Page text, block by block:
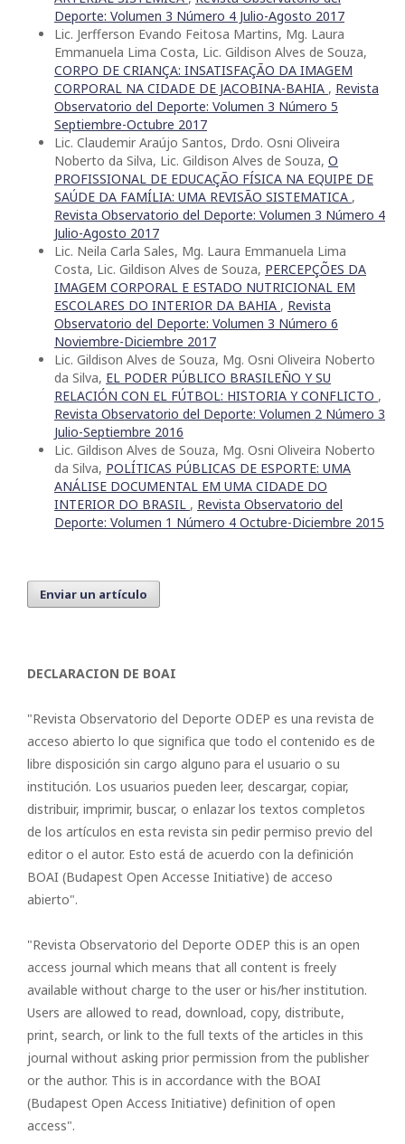
Deporte: Volumen 3 Número 4 Julio-Agosto 2017
Lic. Jerfferson Evando Feitosa Martins, Mg. Laura
Emmanuela Lima Costa, Lic. Gildison Alves de Souza,
CORPO DE CRIANÇA: INSATISFAÇÃO DA IMAGEM
CORPORAL NA CIDADE DE JACOBINA-BAHIA , Revista
Observatorio del Deporte: Volumen 3 Número 5
Septiembre-Octubre 2017
Lic. Claudemir Araújo Santos, Drdo. Osni Oliveira
Noberto da Silva, Lic. Gildison Alves de Souza, O
PROFISSIONAL DE EDUCAÇÃO FÍSICA NA EQUIPE DE
SAÚDE DA FAMÍLIA: UMA REVISÃO SISTEMATICA ,
Revista Observatorio del Deporte: Volumen 3 Número 4
Julio-Agosto 2017
Lic. Neila Carla Sales, Mg. Laura Emmanuela Lima
Costa, Lic. Gildison Alves de Souza, PERCEPÇÕES DA
IMAGEM CORPORAL E ESTADO NUTRICIONAL EM
ESCOLARES DO INTERIOR DA BAHIA , Revista
Observatorio del Deporte: Volumen 3 Número 6
Noviembre-Diciembre 2017
Lic. Gildison Alves de Souza, Mg. Osni Oliveira Noberto
da Silva, EL PODER PÚBLICO BRASILEÑO Y SU
RELACIÓN CON EL FÚTBOL: HISTORIA Y CONFLICTO ,
Revista Observatorio del Deporte: Volumen 2 Número 3
Julio-Septiembre 2016
Lic. Gildison Alves de Souza, Mg. Osni Oliveira Noberto
da Silva, POLÍTICAS PÚBLICAS DE ESPORTE: UMA
ANÁLISE DOCUMENTAL EM UMA CIDADE DO
INTERIOR DO BRASIL , Revista Observatorio del
Deporte: Volumen 1 Número 4 Octubre-Diciembre 2015
Enviar un artículo
DECLARACION DE BOAI
"Revista Observatorio del Deporte ODEP es una revista de
acceso abierto lo que significa que todo el contenido es de
libre disposición sin cargo alguno para el usuario o su
institución. Los usuarios pueden leer, descargar, copiar,
distribuir, imprimir, buscar, o enlazar los textos completos
de los artículos en esta revista sin pedir permiso previo del
editor o el autor. Esto está de acuerdo con la definición
BOAI (Budapest Open Accesse Initiative) de acceso
abierto".
"Revista Observatorio del Deporte ODEP this is an open
access journal which means that all content is freely
available without charge to the user or his/her institution.
Users are allowed to read, download, copy, distribute,
print, search, or link to the full texts of the articles in this
journal without asking prior permission from the publisher
or the author. This is in accordance with the BOAI
(Budapest Open Access Initiative) definition of open
access".